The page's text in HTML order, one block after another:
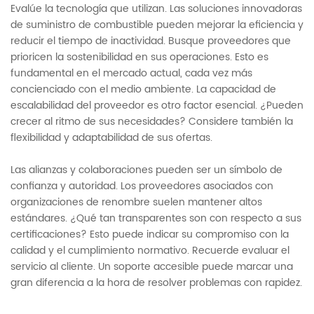
Evalúe la tecnología que utilizan. Las soluciones innovadoras
de suministro de combustible pueden mejorar la eficiencia y
reducir el tiempo de inactividad. Busque proveedores que
prioricen la sostenibilidad en sus operaciones. Esto es
fundamental en el mercado actual, cada vez más
concienciado con el medio ambiente. La capacidad de
escalabilidad del proveedor es otro factor esencial. ¿Pueden
crecer al ritmo de sus necesidades? Considere también la
flexibilidad y adaptabilidad de sus ofertas.
Las alianzas y colaboraciones pueden ser un símbolo de
confianza y autoridad. Los proveedores asociados con
organizaciones de renombre suelen mantener altos
estándares. ¿Qué tan transparentes son con respecto a sus
certificaciones? Esto puede indicar su compromiso con la
calidad y el cumplimiento normativo. Recuerde evaluar el
servicio al cliente. Un soporte accesible puede marcar una
gran diferencia a la hora de resolver problemas con rapidez.